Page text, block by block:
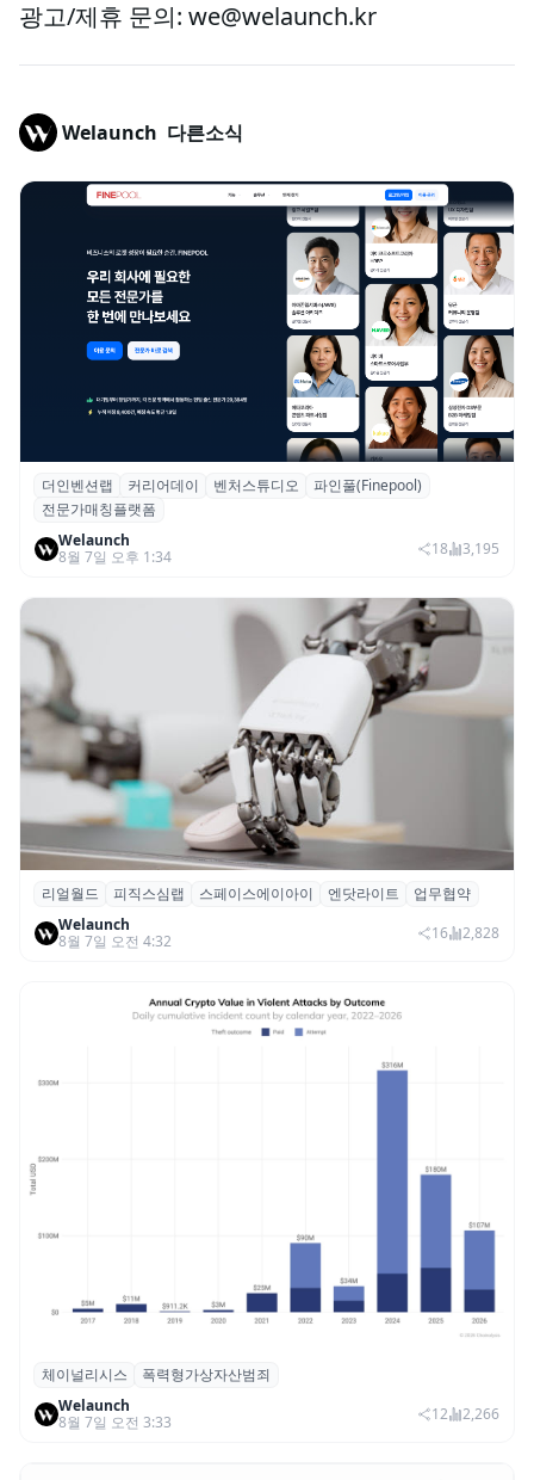
광고/제휴 문의: we@welaunch.kr
Welaunch 다른소식
더인벤션랩·커리어데이, 스타트업 전문가 매
칭 플랫폼 ‘파인풀’ 출시
더인벤션랩 커리어데이 벤처스튜디오
파인풀(Finepool)
전문가매칭플랫폼
Welaunch
8월 7일 오후 1:34
18 3,195
리얼월드, 로봇테크 스타트업 3곳과 손잡고
휴머노이드 표준 만든다
리얼월드 피직스심랩 스페이스에이아이 엔닷라이트
업무협약
Welaunch
8월 7일 오전 4:32
16 2,828
체이널리시스 “가상자산 보유자 대상 폭력
범죄 증가…상반기 탈취액 3000만 달러 돌파
체이널리시스
폭력형가상자산범죄
Welaunch
8월 7일 오전 3:33
12 2,266